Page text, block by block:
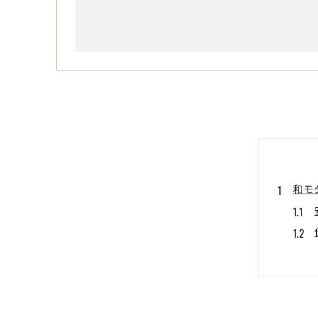
和モ